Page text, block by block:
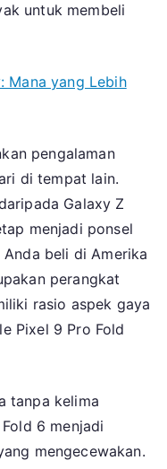
untuk membeli
Mana yang Lebih
pengalaman
di tempat lain.
Galaxy Z
menjadi ponsel
beli di Amerika
perangkat
rasio aspek gaya
Pixel 9 Pro Fold
tanpa kelima
6 menjadi
mengecewakan.